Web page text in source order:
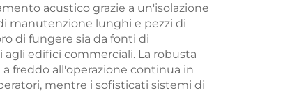
acustico grazie a un'isolazione
manutenzione lunghi e pezzi di
di fungere sia da fonti di
edifici commerciali. La robusta
freddo all'operazione continua in
mentre i sofisticati sistemi di